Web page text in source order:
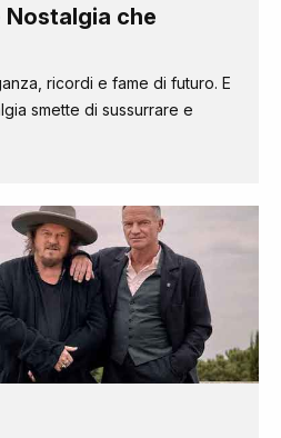
Nostalgia che
ricordi e fame di futuro. E
smette di sussurrare e